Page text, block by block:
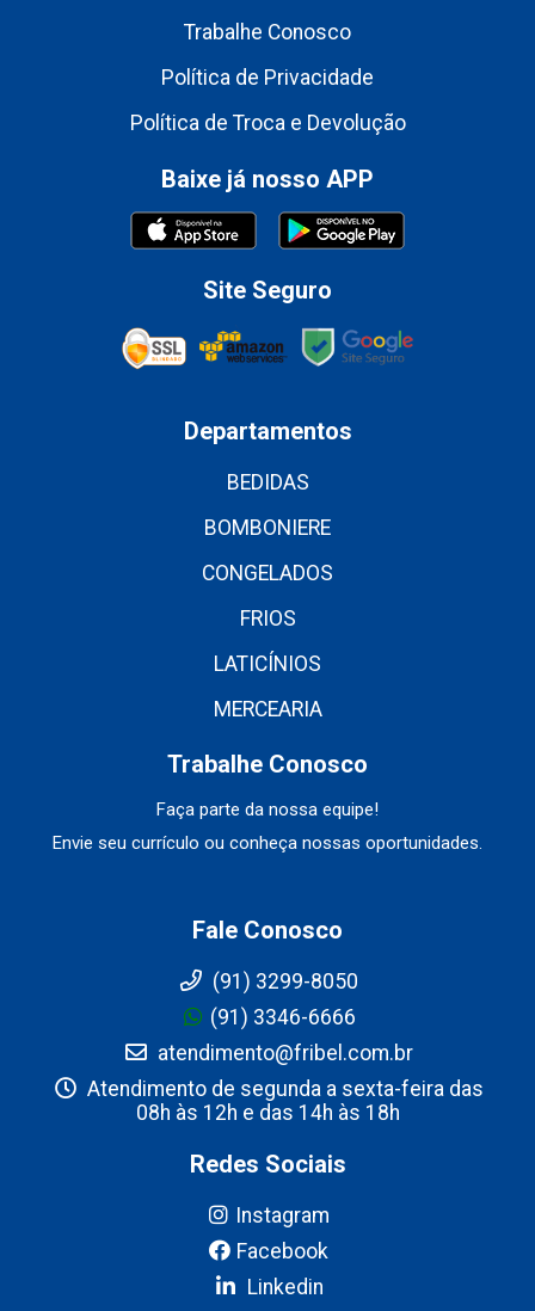
Trabalhe Conosco
Política de Privacidade
Política de Troca e Devolução
Baixe já nosso APP
Site Seguro
Departamentos
BEDIDAS
BOMBONIERE
CONGELADOS
FRIOS
LATICÍNIOS
MERCEARIA
Trabalhe Conosco
Faça parte da nossa equipe!
Envie seu currículo ou conheça nossas oportunidades.
Fale Conosco
(91) 3299-8050
(91) 3346-6666
atendimento@fribel.com.br
Atendimento de segunda a sexta-feira das
08h às 12h e das 14h às 18h
Redes Sociais
Instagram
Facebook
Linkedin